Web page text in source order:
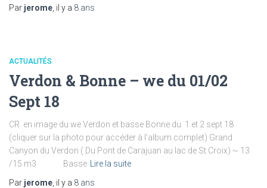
Par jerome , il y a 8 ans
ACTUALITÉS
Verdon & Bonne – we du 01/02
Sept 18
CR en image du we Verdon et basse Bonne du 1 et 2 sept 18
(cliquer sur la photo pour accéder à l’album complet) Grand
Canyon du Verdon ( Du Pont de Carajuan au lac de St Croix) ~ 13
/15 m3 Basse
Lire la suite
Par jerome , il y a 8 ans